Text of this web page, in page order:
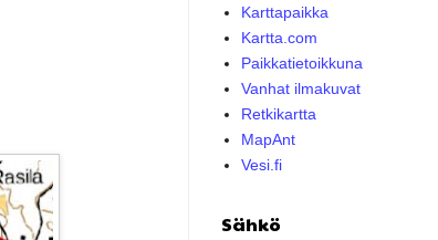
Karttapaikka
Kartta.com
Paikkatietoikkuna
Vanhat ilmakuvat
Retkikartta
MapAnt
Vesi.fi
Sähkö